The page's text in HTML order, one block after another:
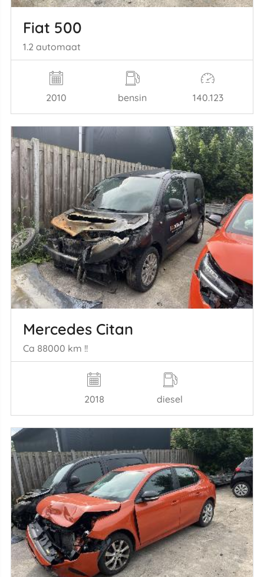
Fiat 500
1.2 automaat
2010 bensin 140.123
Mercedes Citan
Ca 88000 km !!
2018 diesel